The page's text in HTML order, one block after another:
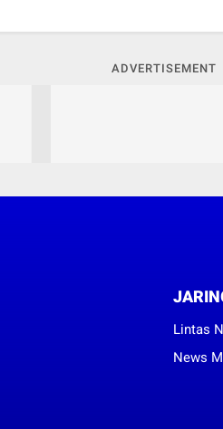
ADVERTISEMENT
Lintas
News